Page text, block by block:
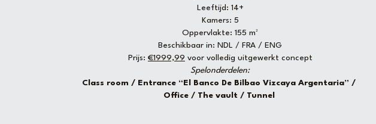
Leeftijd: 14+
Kamers: 5
Oppervlakte: 155 m²
Beschikbaar in: NDL / FRA / ENG
Prijs: €1999,99 voor volledig uitgewerkt concept
Spelonderdelen:
Class room / Entrance “El Banco De Bilbao Vizcaya Argentaria” /
Office / The vault / Tunnel